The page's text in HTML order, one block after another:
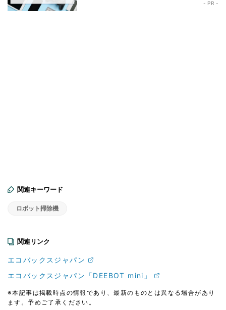
- PR -
関連キーワード
ロボット掃除機
関連リンク
エコバックスジャパン
エコバックスジャパン「DEEBOT mini」
※本記事は掲載時点の情報であり、最新のものとは異なる場合があり
ます。予めご了承ください。